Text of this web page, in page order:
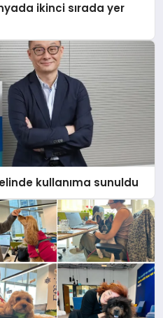
ikinci sırada yer
kullanıma sunuldu